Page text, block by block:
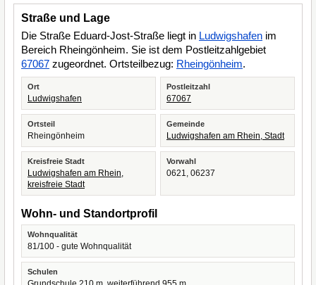
Straße und Lage
Die Straße Eduard-Jost-Straße liegt in Ludwigshafen im
Bereich Rheingönheim. Sie ist dem Postleitzahlgebiet
67067 zugeordnet. Ortsteilbezug: Rheingönheim.
Ort
Ludwigshafen
Postleitzahl
67067
Ortsteil
Rheingönheim
Gemeinde
Ludwigshafen am Rhein, Stadt
Kreisfreie Stadt
Ludwigshafen am Rhein,
kreisfreie Stadt
Vorwahl
0621, 06237
Wohn- und Standortprofil
Wohnqualität
81/100 - gute Wohnqualität
Schulen